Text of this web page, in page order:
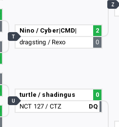
Nino / Cyber|CMD|
2
dragsting / Rexo
0
T
turtle / shadingus
0
NCT 127 / CTZ
DQ
U
Z